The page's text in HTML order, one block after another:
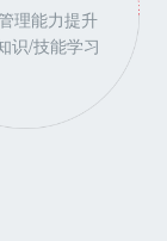
理能力提升
识/技能学习